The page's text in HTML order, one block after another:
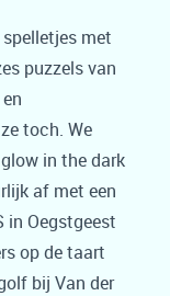
met
puzzels van
toch. We
in the dark
af met een
in Oegstgeest
op de taart
bij Van der